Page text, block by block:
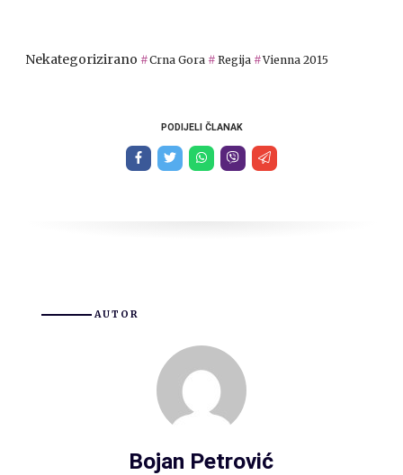
Nekategorizirano Crna Gora Regija Vienna 2015
PODIJELI ČLANAK
AUTOR
Bojan Petrović